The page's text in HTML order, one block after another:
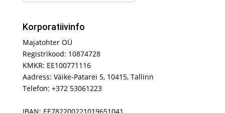
Korporatiivinfo
Majatohter OÜ
Registrikood: 10874728
KMKR: EE100771116
Aadress: Väike-Patarei 5, 10415, Tallinn
Telefon: +372 53061223